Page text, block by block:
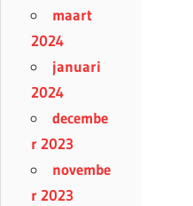
maart
2024
januari
2024
decembe
r 2023
novembe
r 2023